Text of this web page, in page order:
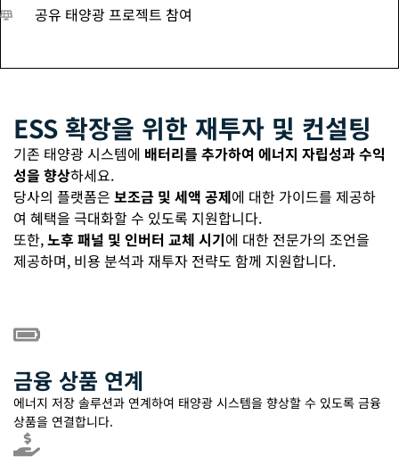
공유 태양광 프로젝트 참여
ESS 확장을 위한 재투자 및 컨설팅
기존 태양광 시스템에 배터리를 추가하여 에너지 자립성과 수익
성을 향상하세요.
당사의 플랫폼은 보조금 및 세액 공제에 대한 가이드를 제공하
여 혜택을 극대화할 수 있도록 지원합니다.
또한,노후 패널 및 인버터 교체 시기에 대한 전문가의 조언을
제공하며, 비용 분석과 재투자 전략도 함께 지원합니다.
금융 상품 연계
에너지 저장 솔루션과 연계하여 태양광 시스템을 향상할 수 있도록 금융
상품을 연결합니다.